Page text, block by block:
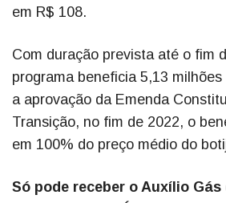
em R$ 108.
Com duração prevista até o fim
programa beneficia 5,13
a aprovação da Emenda
Transição, no fim de 2022, o
em 100% do preço médio do
Só pode receber o Auxílio Gás